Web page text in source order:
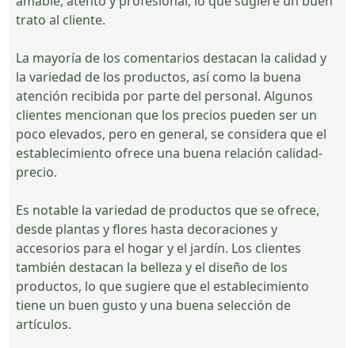
trato al cliente.
La mayoría de los comentarios destacan la calidad y
la variedad de los productos, así como la buena
atención recibida por parte del personal. Algunos
clientes mencionan que los precios pueden ser un
poco elevados, pero en general, se considera que el
establecimiento ofrece una buena relación calidad-
precio.
Es notable la variedad de productos que se ofrece,
desde plantas y flores hasta decoraciones y
accesorios para el hogar y el jardín. Los clientes
también destacan la belleza y el diseño de los
productos, lo que sugiere que el establecimiento
tiene un buen gusto y una buena selección de
artículos.